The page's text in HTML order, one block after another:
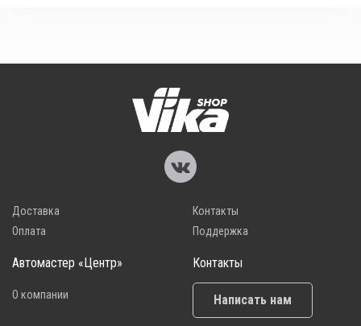
Доставка
Оплата
Контакты
Поддержка
Автомастер «Центр»
О компании
Контакты
Написать нам